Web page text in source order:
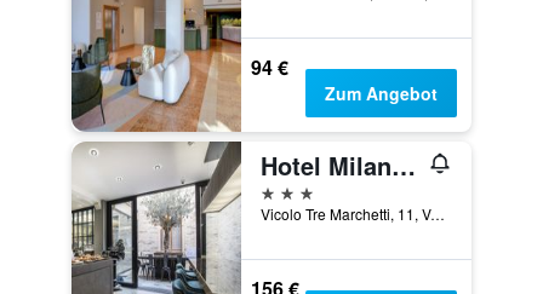
94 €
Zum Angebot
Hotel Milano & Spas
3 Sterne
Vicolo Tre Marchetti, 11, Verona, Venetien, Italien
156 €